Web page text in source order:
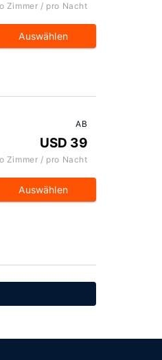
Zimmer / pro Nacht
Auswählen
AB
USD 39
Zimmer / pro Nacht
Auswählen